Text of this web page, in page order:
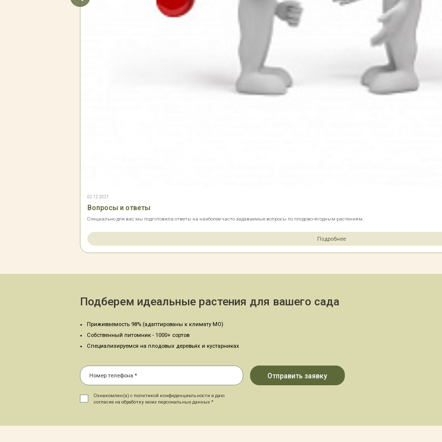
02.12.2021
Вопросы и ответы
Специально для вас мы подготовила ответы на наиболее часто задаваемые вопросы по плодово-ягодным растениям.
Подробнее
Подберем идеальные растения для вашего сада
Приживаемость 98% (адаптированы к климату МО)
Собственный питомник - 1000+ сортов
Специализируемся на плодовых деревьях и кустарниках
Ознакомлен(а) с политикой конфиденциальности и даю
согласие на обработку моих персональных данных *